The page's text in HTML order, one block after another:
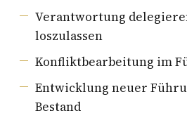
Verantwortung
loszulassen
Konfliktbearbeitung im
Entwicklung neuer
Bestand